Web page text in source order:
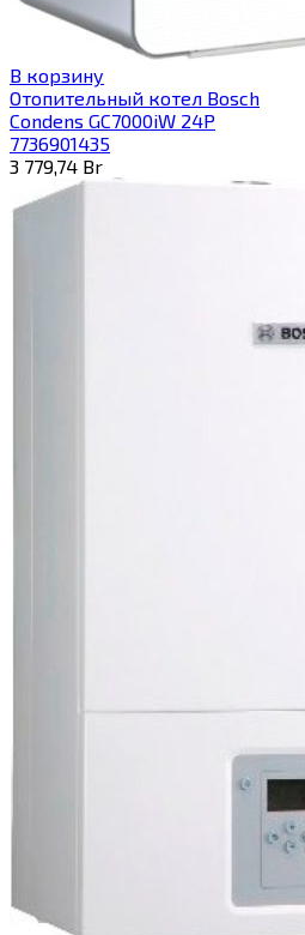
В корзину
Отопительный котел Bosch
Condens GC7000iW 24P
7736901435
3 779,74 Br